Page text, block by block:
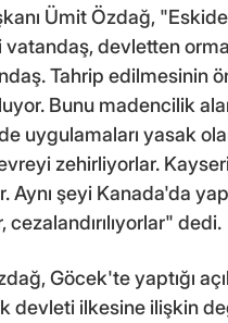
Ümit Özdağ,
devletten
Tahrip edilmesinin
Bunu madencilik
uygulamaları yasak
zehirliyorlar.
Aynı şeyi Kanada'da
dedi.
Göcek'te yaptığı
devleti ilkesine ilişkin